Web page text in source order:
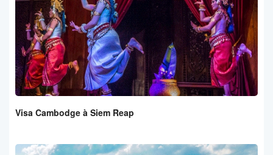
Visa Cambodge à Siem Reap